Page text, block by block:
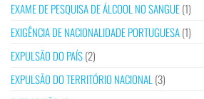
EXAME DE PESQUISA DE ÁLCOOL NO SANGUE(1)
EXIGÊNCIA DE NACIONALIDADE PORTUGUESA(1)
EXPULSÃO DO PAÍS(2)
EXPULSÃO DO TERRITÓRIO NACIONAL (3)